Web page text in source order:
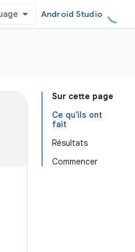
Android Studio
Sur cette page
Ce qu'ils ont
fait
Résultats
Commencer